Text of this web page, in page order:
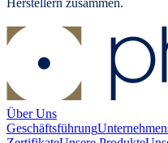
Herstellern zusammen.
Über Uns
Geschäftsführung